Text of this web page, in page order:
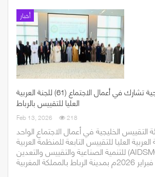
أخبار
هيئة التقييس الخليجية تشارك في أعمال الاجتماع (61) للجنة العربية
العليا للتقييس بالرباط
Feb 13, 2026 218
الخليجية في أعمال الاجتماع الواحد
العليا للتقييس التابعة للمنظمة العربية
للتنمية الصناعية والتقييس والتعدين (AIDSMO)، وذلك خلال